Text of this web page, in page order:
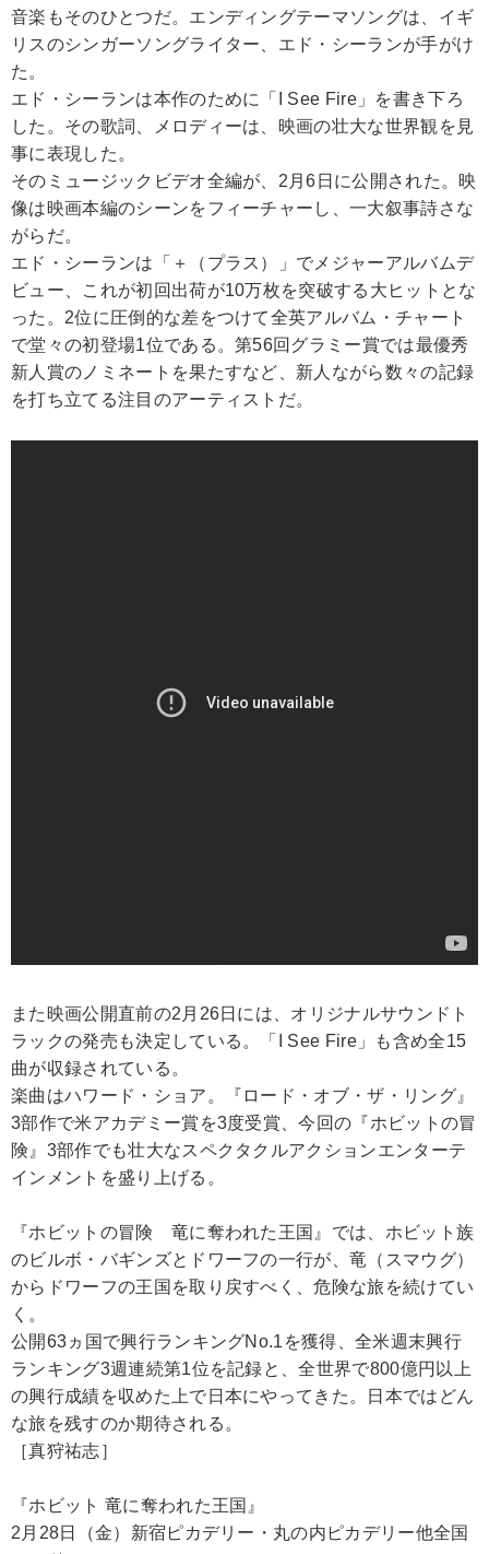
音楽もそのひとつだ。エンディングテーマソングは、イギ
リスのシンガーソングライター、エド・シーランが手がけ
た。
エド・シーランは本作のために「I See Fire」を書き下ろ
した。その歌詞、メロディーは、映画の壮大な世界観を見
事に表現した。
そのミュージックビデオ全編が、2月6日に公開された。映
像は映画本編のシーンをフィーチャーし、一大叙事詩さな
がらだ。
エド・シーランは「＋（プラス）」でメジャーアルバムデ
ビュー、これが初回出荷が10万枚を突破する大ヒットとな
った。2位に圧倒的な差をつけて全英アルバム・チャート
で堂々の初登場1位である。第56回グラミー賞では最優秀
新人賞のノミネートを果たすなど、新人ながら数々の記録
を打ち立てる注目のアーティストだ。
また映画公開直前の2月26日には、オリジナルサウンドト
ラックの発売も決定している。「I See Fire」も含め全15
曲が収録されている。
楽曲はハワード・ショア。『ロード・オブ・ザ・リング』
3部作で米アカデミー賞を3度受賞、今回の『ホビットの冒
険』3部作でも壮大なスペクタクルアクションエンターテ
インメントを盛り上げる。
『ホビットの冒険 竜に奪われた王国』では、ホビット族
のビルボ・バギンズとドワーフの一行が、竜（スマウグ）
からドワーフの王国を取り戻すべく、危険な旅を続けてい
く。
公開63ヵ国で興行ランキングNo.1を獲得、全米週末興行
ランキング3週連続第1位を記録と、全世界で800億円以上
の興行成績を収めた上で日本にやってきた。日本ではどん
な旅を残すのか期待される。
［真狩祐志］
『ホビット 竜に奪われた王国』
2月28日（金）新宿ピカデリー・丸の内ピカデリー他全国